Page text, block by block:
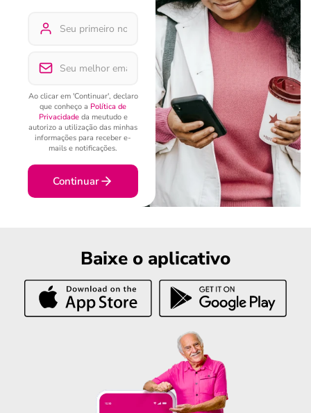
Ao clicar em 'Continuar', declaro
que conheço a Política de
Privacidadeda meutudo e
autorizo a utilização das minhas
informações para receber e-
mails e notificações.
Continuar
Baixe o aplicativo